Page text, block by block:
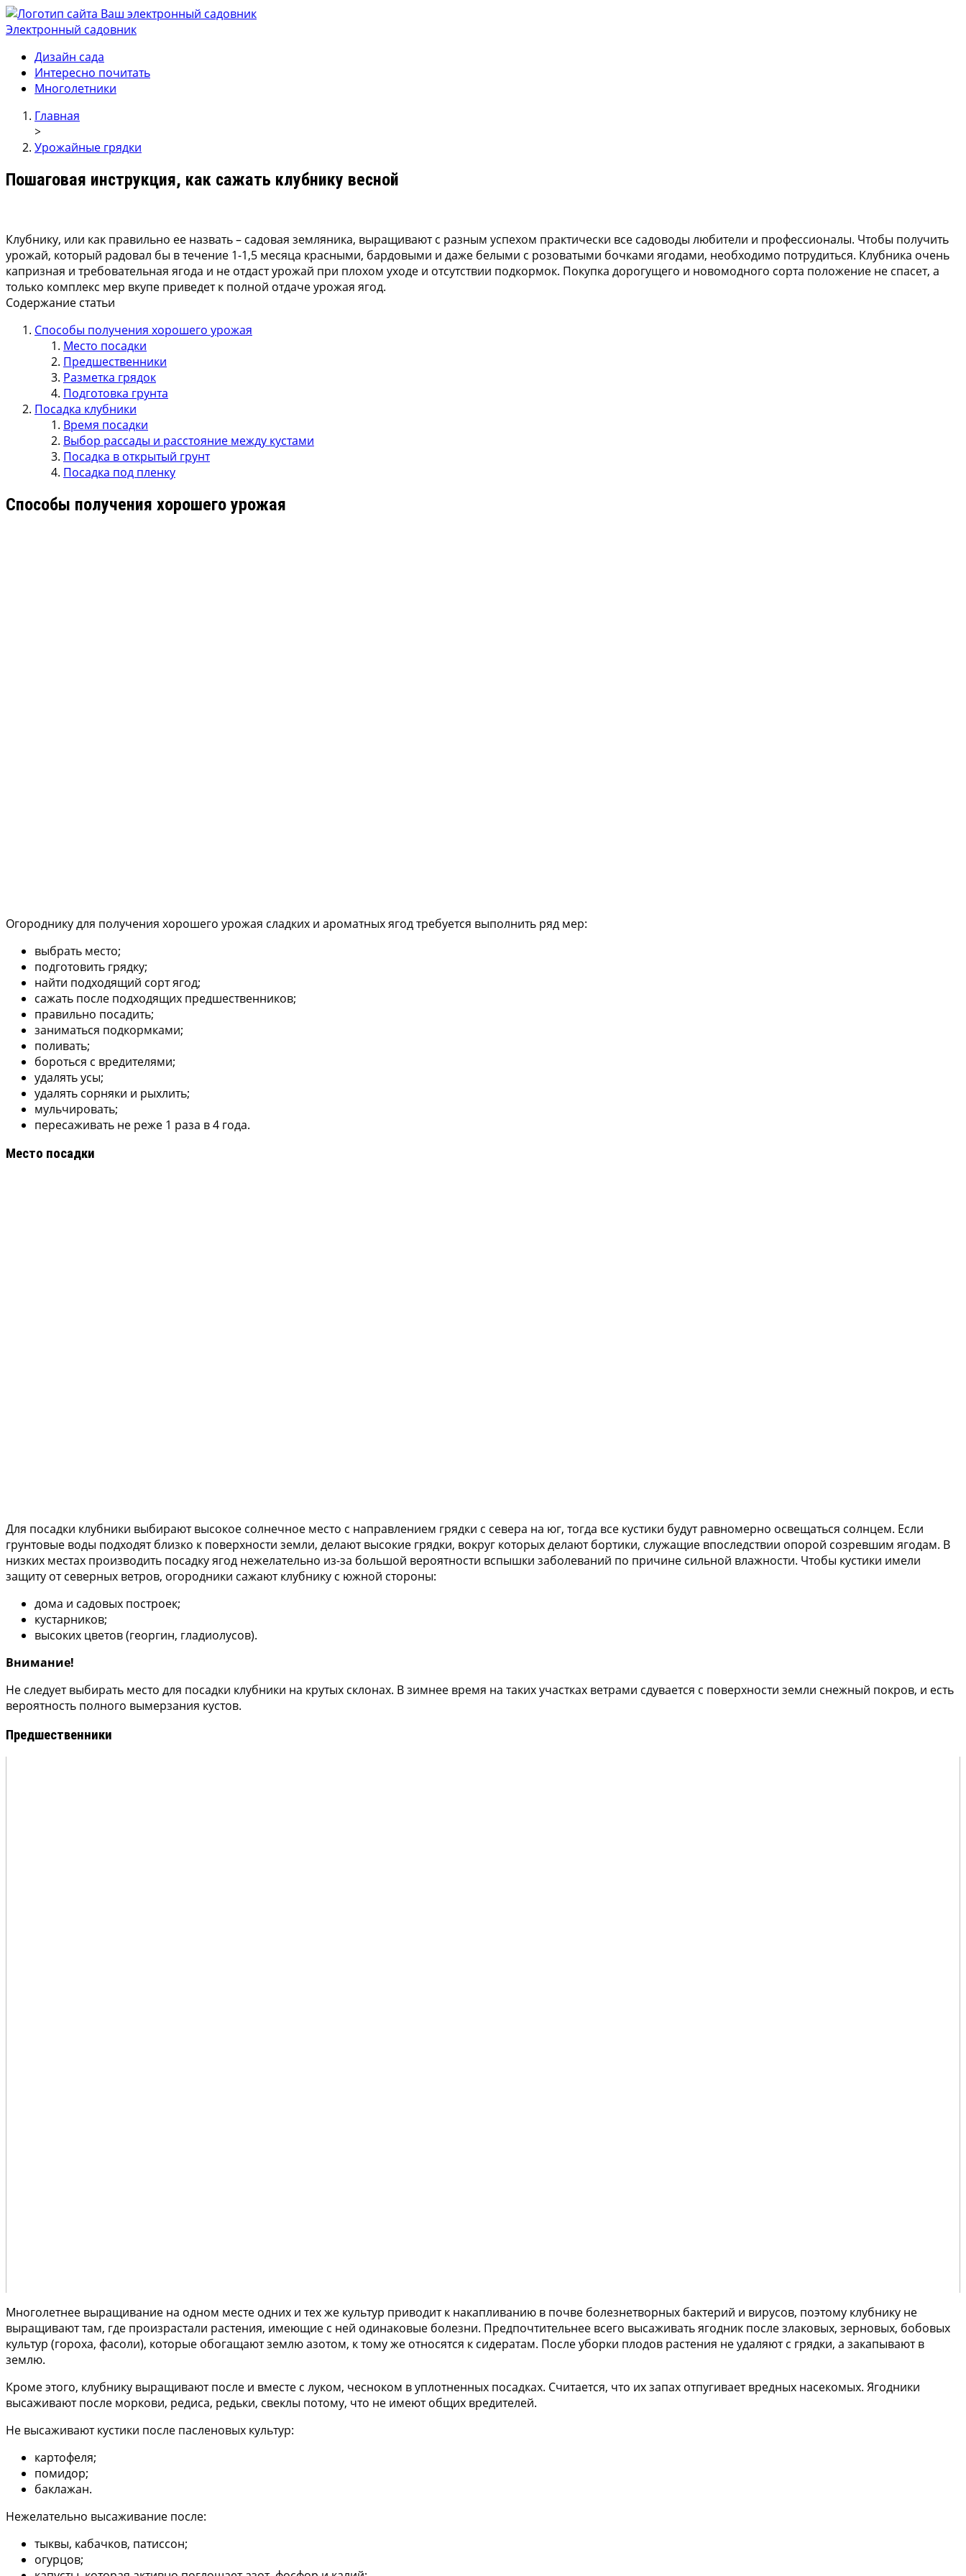
Электронный садовник
Ваш электронный садовник
Онлайн журнал для садовод и огродников.
Дизайн сада
Интересно почитать
Многолетники
Главная
>
Урожайные грядки
Пошаговая инструкция, как сажать клубнику весной
Клубнику, или как правильно ее назвать – садовая земляника, выращивают с разным успехом практически все садоводы любители и профессионалы. Чтобы получить
урожай, который радовал бы в течение 1-1,5 месяца красными, бардовыми и даже белыми с розоватыми бочками ягодами, необходимо потрудиться. Клубника очень
капризная и требовательная ягода и не отдаст урожай при плохом уходе и отсутствии подкормок. Покупка дорогущего и новомодного сорта положение не спасет, а
только комплекс мер вкупе приведет к полной отдаче урожая ягод.
Содержание статьи
Способы получения хорошего урожая
Место посадки
Предшественники
Разметка грядок
Подготовка грунта
Посадка клубники
Время посадки
Выбор рассады и расстояние между кустами
Посадка в открытый грунт
Посадка под пленку
Способы получения хорошего урожая
Огороднику для получения хорошего урожая сладких и ароматных ягод требуется выполнить ряд мер:
выбрать место;
подготовить грядку;
найти подходящий сорт ягод;
сажать после подходящих предшественников;
правильно посадить;
заниматься подкормками;
поливать;
бороться с вредителями;
удалять усы;
удалять сорняки и рыхлить;
мульчировать;
пересаживать не реже 1 раза в 4 года.
Место посадки
Для посадки клубники выбирают высокое солнечное место с направлением грядки с севера на юг, тогда все кустики будут равномерно освещаться солнцем. Если
грунтовые воды подходят близко к поверхности земли, делают высокие грядки, вокруг которых делают бортики, служащие впоследствии опорой созревшим ягодам. В
низких местах производить посадку ягод нежелательно из-за большой вероятности вспышки заболеваний по причине сильной влажности. Чтобы кустики имели
защиту от северных ветров, огородники сажают клубнику с южной стороны:
дома и садовых построек;
кустарников;
высоких цветов (георгин, гладиолусов).
Внимание!
Не следует выбирать место для посадки клубники на крутых склонах. В зимнее время на таких участках ветрами сдувается с поверхности земли снежный покров, и есть
вероятность полного вымерзания кустов.
Предшественники
Многолетнее выращивание на одном месте одних и тех же культур приводит к накапливанию в почве болезнетворных бактерий и вирусов, поэтому клубнику не
выращивают там, где произрастали растения, имеющие с ней одинаковые болезни. Предпочтительнее всего высаживать ягодник после злаковых, зерновых, бобовых
культур (гороха, фасоли), которые обогащают землю азотом, к тому же относятся к сидератам. После уборки плодов растения не удаляют с грядки, а закапывают в
землю.
Кроме этого, клубнику выращивают после и вместе с луком, чесноком в уплотненных посадках. Считается, что их запах отпугивает вредных насекомых. Ягодники
высаживают после моркови, редиса, редьки, свеклы потому, что не имеют общих вредителей.
Не высаживают кустики после пасленовых культур:
картофеля;
помидор;
баклажан.
Нежелательно высаживание после:
тыквы, кабачков, патиссон;
огурцов;